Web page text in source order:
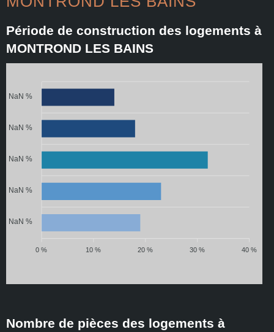
Période de construction des logements à
MONTROND LES BAINS
NaN %
NaN %
NaN %
NaN %
NaN %
40 %
30 %
20 %
10 %
0 %
Nombre de pièces des logements à